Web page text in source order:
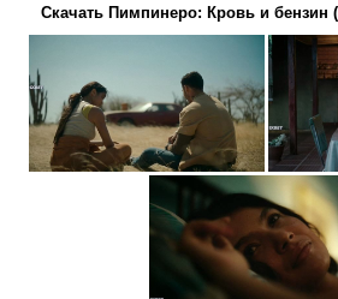
Скачать Пимпинеро: Кровь и бензин